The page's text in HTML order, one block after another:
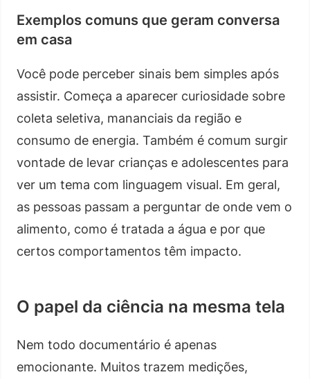
Exemplos comuns que geram conversa
em casa
Você pode perceber sinais bem simples após
assistir. Começa a aparecer curiosidade sobre
coleta seletiva, mananciais da região e
consumo de energia. Também é comum surgir
vontade de levar crianças e adolescentes para
ver um tema com linguagem visual. Em geral,
as pessoas passam a perguntar de onde vem o
alimento, como é tratada a água e por que
certos comportamentos têm impacto.
O papel da ciência na mesma tela
Nem todo documentário é apenas
emocionante. Muitos trazem medições,